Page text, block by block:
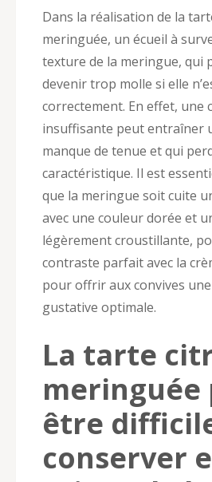
Dans la réalisation de la
meringuée, un écueil à
texture de la meringue, qui
devenir trop molle si elle
correctement. En effet, une
insuffisante peut entraîner
manque de tenue et qui
caractéristique. Il est
que la meringue soit cuite
avec une couleur dorée et
légèrement croustillante,
contraste parfait avec la
pour offrir aux convives
gustative optimale.
La tarte
meringuée
être
conserver